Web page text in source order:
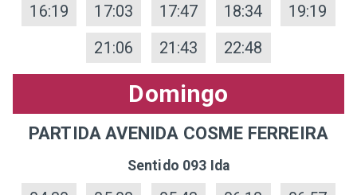
16:19
17:03 17:47 18:34
19:19
21:06
21:43 22:48
Domingo
PARTIDA AVENIDA COSME FERREIRA
Sentido 093 Ida